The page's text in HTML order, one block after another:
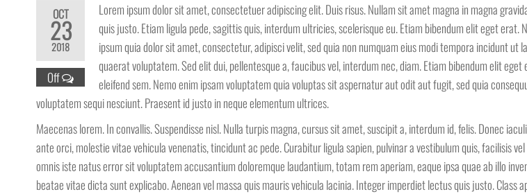
OCT
23
2018
Off
Lorem ipsum dolor sit amet, consectetuer adipiscing elit. Duis risus. Nullam sit amet magna in magna
quis justo. Etiam ligula pede, sagittis quis, interdum ultricies, scelerisque eu. Etiam bibendum elit eget erat.
ipsum quia dolor sit amet, consectetur, adipisci velit, sed quia non numquam eius modi tempora incidunt ut
quaerat voluptatem. Sed elit dui, pellentesque a, faucibus vel, interdum nec, diam. Etiam bibendum elit eget
eleifend sem. Nemo enim ipsam voluptatem quia voluptas sit aspernatur aut odit aut fugit, sed quia
voluptatem sequi nesciunt. Praesent id justo in neque elementum ultrices.
Maecenas lorem. In convallis. Suspendisse nisl. Nulla turpis magna, cursus sit amet, suscipit a, interdum id, felis. Donec
ante orci, molestie vitae vehicula venenatis, tincidunt ac pede. Curabitur ligula sapien, pulvinar a vestibulum quis, facilisis
omnis iste natus error sit voluptatem accusantium doloremque laudantium, totam rem aperiam, eaque ipsa quae ab illo
beatae vitae dicta sunt explicabo. Aenean vel massa quis mauris vehicula lacinia. Integer imperdiet lectus quis justo.